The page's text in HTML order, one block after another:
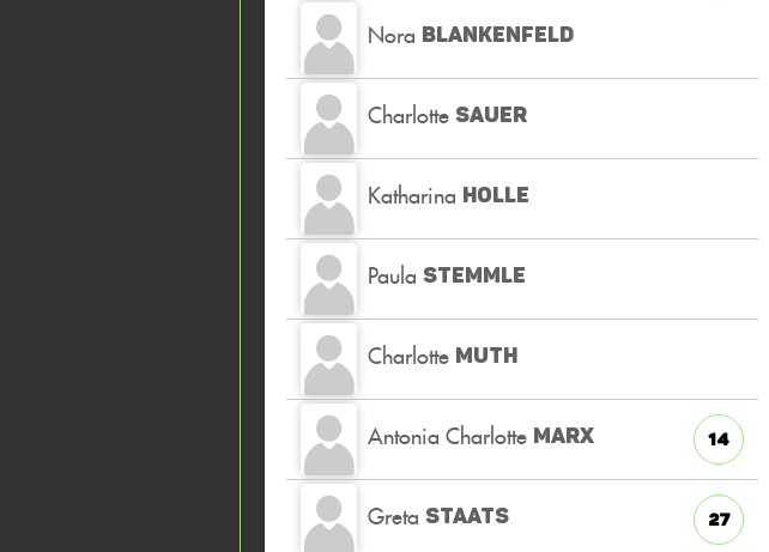
Nora BLANKENFELD
Charlotte SAUER
Katharina HOLLE
Paula STEMMLE
Charlotte MUTH
Antonia Charlotte MARX 14
Greta STAATS 27